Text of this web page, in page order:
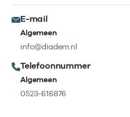
E-mail
Algemeen
info@diadem.nl
Telefoonnummer
Algemeen
0523-616876